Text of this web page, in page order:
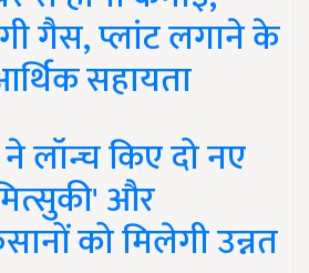
गैस, प्लांट लगाने के
सहायता
लॉन्च किए दो नए
और
को मिलेगी उन्नत